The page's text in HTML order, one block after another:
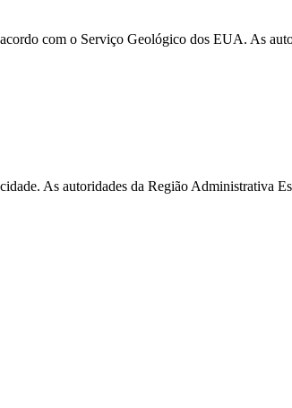
com o Serviço Geológico dos EUA. As
As autoridades da Região Administrativa